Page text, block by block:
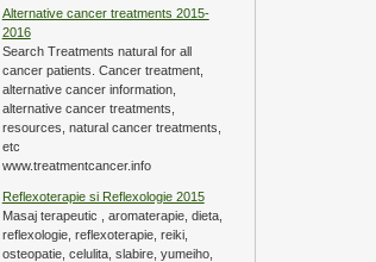
Alternative cancer treatments 2015-
2016
Search Treatments natural for all
cancer patients. Cancer treatment,
alternative cancer information,
alternative cancer treatments,
resources, natural cancer treatments,
etc
www.treatmentcancer.info
Reflexoterapie si Reflexologie 2015
Masaj terapeutic , aromaterapie, dieta,
reflexologie, reflexoterapie, reiki,
osteopatie, celulita, slabire, yumeiho,